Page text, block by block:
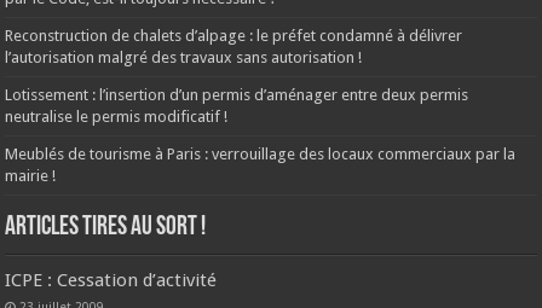
Reconstruction de chalets d’alpage : le préfet condamné à délivrer
l’autorisation malgré des travaux sans autorisation !
Lotissement : l’insertion d’un permis d’aménager entre deux permis
neutralise le permis modificatif !
Meublés de tourisme à Paris : verrouillage des locaux commerciaux par la
mairie !
ARTICLES TIRES AU SORT !
ICPE : Cessation d’activité